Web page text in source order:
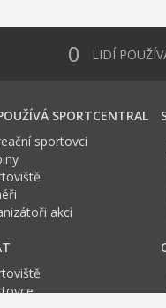
0 LIDÍ
SPORTCENTRAL
sportovci
akcí